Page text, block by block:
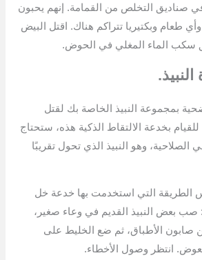
صناديق التخلص من القمامة. إنهم يحبون
وأي طعام وبكتيريا تتراكم هناك. اقتل البيض
سكب الماء المغلي في الحوض.
بمجموعة النبيذ الخاصة بك لقتل
بخدعة الالتقاط الذكية هذه، ستحتاج
الصلاحية، وهو النبيذ الذي تحول تقريبًا
الطريقة التي استخدمت بها خدعة خل
صب بعض النبيذ القديم في وعاء صغير،
الأطباق، ثم ضع الخليط على
انتظر وصول الأخطاء.